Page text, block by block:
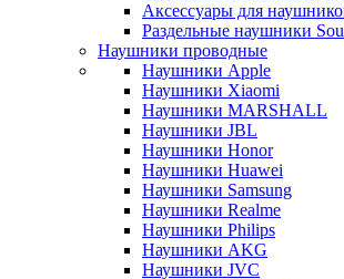
Аксессуары для
Раздельные наушники
Наушники проводные
Наушники Apple
Наушники Xiaomi
Наушники MARSHALL
Наушники JBL
Наушники Honor
Наушники Huawei
Наушники Samsung
Наушники Realme
Наушники Philips
Наушники AKG
Наушники JVC